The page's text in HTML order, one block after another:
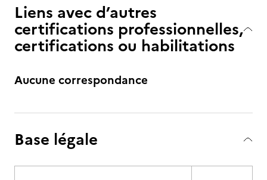
Liens avec d’autres
certifications professionnelles,
certifications ou habilitations
Aucune correspondance
Base légale